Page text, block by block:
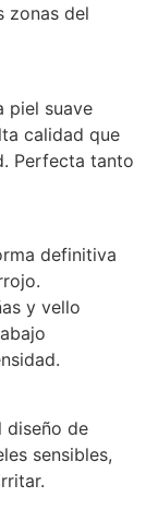
zonas del
piel suave
calidad que
Perfecta tanto
definitiva
y vello
diseño de
sensibles,